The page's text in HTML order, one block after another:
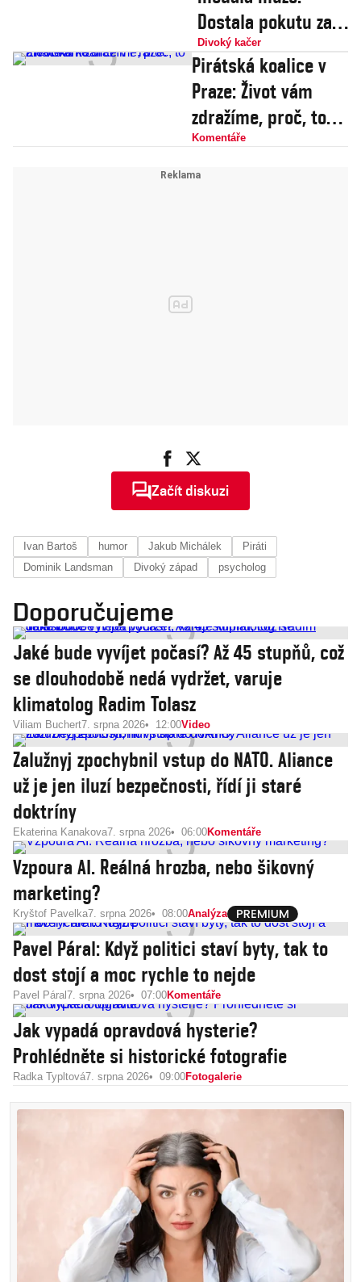
Dostala pokutu za
diskriminaci žen
Divoký kačer
Pirátská koalice v
Praze: Život vám
zdražíme, proč, to
ale nevíme
Komentáře
Začít diskuzi
Ivan Bartoš humor Jakub Michálek
Piráti
Dominik Landsman
Divoký západ psycholog
Doporučujeme
Jaké bude vyvíjet počasí? Až 45 stupňů, což
se dlouhodobě nedá vydržet, varuje
klimatolog Radim Tolasz
Viliam Buchert7. srpna 2026 12:00Video
Zalužnyj zpochybnil vstup do NATO. Aliance
už je jen iluzí bezpečnosti, řídí ji staré
doktríny
Ekaterina Kanakova7. srpna 2026 06:00Komentáře
Vzpoura AI. Reálná hrozba, nebo šikovný
marketing?
Kryštof Pavelka7. srpna 2026 08:00Analýza
Pavel Páral: Když politici staví byty, tak to
dost stojí a moc rychle to nejde
Pavel Páral 7. srpna 2026 07:00Komentáře
Jak vypadá opravdová hysterie?
Prohlédněte si historické fotografie
Radka Typltová7. srpna 2026 09:00Fotogalerie